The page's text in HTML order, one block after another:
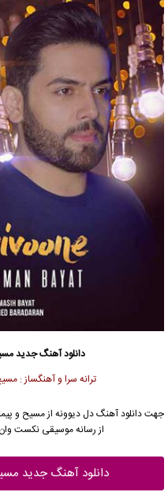
دانلود آهنگ جدید
ترانه سرا و آهنگساز :
جهت دانلود آهنگ دل دیوونه ازمسیح و
از رسانه موسیقی نکست
دانلود آهنگ جدید